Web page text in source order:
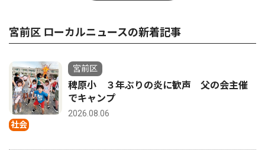
宮前区 ローカルニュースの新着記事
社会
宮前区
稗原小 ３年ぶりの炎に歓声 父の会主催
でキャンプ
2026.08.06